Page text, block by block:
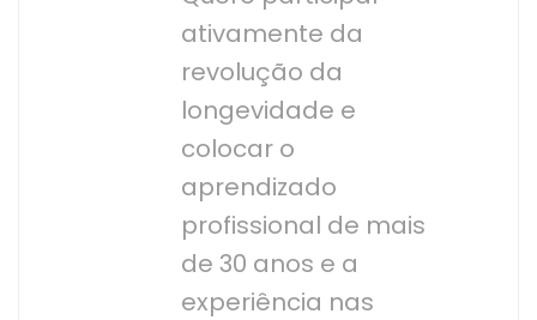
ativamente da
revolução da
longevidade e
colocar o
aprendizado
profissional de mais
de 30 anos e a
experiência nas